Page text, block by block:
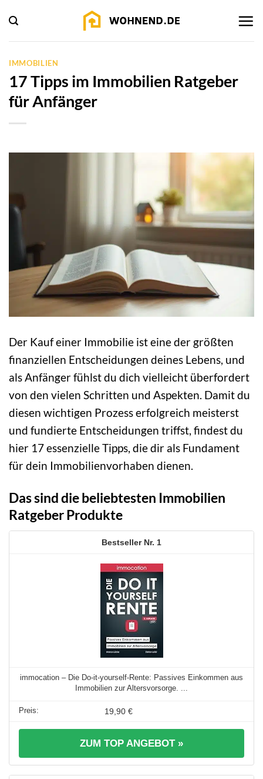
Inhalt
springen
IMMOBILIEN
17 Tipps im Immobilien Ratgeber
für Anfänger
Der Kauf einer Immobilie ist eine der größten
finanziellen Entscheidungen deines Lebens, und
als Anfänger fühlst du dich vielleicht überfordert
von den vielen Schritten und Aspekten. Damit du
diesen wichtigen Prozess erfolgreich meisterst
und fundierte Entscheidungen triffst, findest du
hier 17 essenzielle Tipps, die dir als Fundament
für dein Immobilienvorhaben dienen.
Das sind die beliebtesten Immobilien
Ratgeber Produkte
1
immocation – Die Do-it-yourself-Rente: Passives Einkommen aus
Immobilien zur Altersvorsorge. ...
19,90 €
ZUM TOP ANGEBOT »